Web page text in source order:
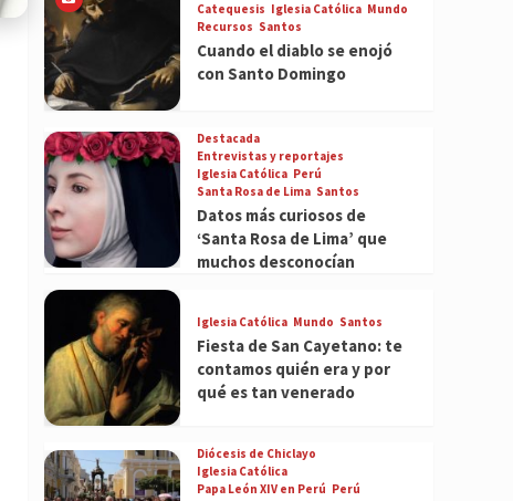
Catequesis Iglesia Católica Mundo
Recursos Santos
Cuando el diablo se enojó
con Santo Domingo
Destacada
Entrevistas y reportajes
Iglesia Católica Perú
Santa Rosa de Lima Santos
Datos más curiosos de
‘Santa Rosa de Lima’ que
muchos desconocían
Iglesia Católica Mundo Santos
Fiesta de San Cayetano: te
contamos quién era y por
qué es tan venerado
Diócesis de Chiclayo
Iglesia Católica
Papa León XIV en Perú Perú